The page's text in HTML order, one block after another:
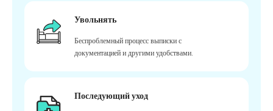
Увольнять
Беспроблемный процесс выписки с
документацией и другими удобствами.
Последующий уход